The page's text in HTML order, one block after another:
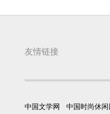
友情链接
中国文学网 中国时尚休闲